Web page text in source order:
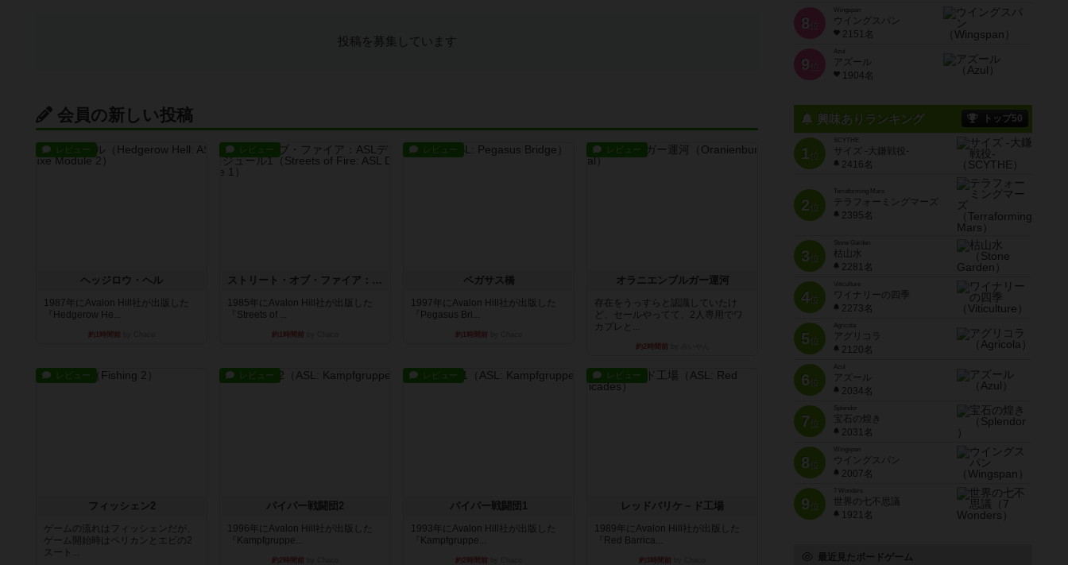
投稿を募集しています
会員の新しい投稿
レビュー
ヘッジロウ・ヘル
1987年にAvalon Hill社が出版した
『Hedgerow He...
約1時間前
レビュー
ストリート・オブ・ファイア：ASLデラックスモジュール1
1985年にAvalon Hill社が出版した
『Streets of ...
約1時間前
レビュー
ペガサス橋
1997年にAvalon Hill社が出版した
『Pegasus Bri...
約1時間前
レビュー
オラニエンブルガー運河
存在をうっすらと認識していたけ
ど、セールやってて、2人専用でワ
カプレと...
約2時間前
レビュー
フィッシェン2
ゲームの流れはフィッシェンだが、
ゲーム開始時はペリカンとエビの2
スート...
レビュー
パイパー戦闘団2
1996年にAvalon Hill社が出版した
『Kampfgruppe...
約2時間前
レビュー
パイパー戦闘団1
1993年にAvalon Hill社が出版した
『Kampfgruppe...
約2時間前
レビュー
レッドバリケ－ド工場
1989年にAvalon Hill社が出版した
『Red Barrica...
約3時間前
8 位
Wingspan
ウイングスパン
2151名
9 位
Azul
アズール
1904名
興味ありランキング トップ50
1位
SCYTHE
サイズ -大鎌戦役-
2416名
2位
Terraforming Mars
テラフォーミングマーズ
2395名
3位
Stone Garden
枯山水
2281名
4位
Viticulture
ワイナリーの四季
2273名
5位
Agricola
アグリコラ
2120名
6位
Azul
アズール
2034名
7位
宝石の煌き
2031名
8位
Wingspan
ウイングスパン
2007名
9位
7 Wonders
世界の七不思議
1921名
最近見たボードゲーム